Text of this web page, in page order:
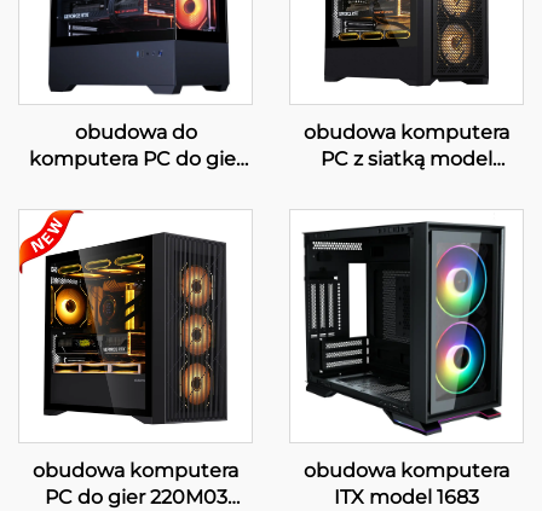
obudowa do
komputera PC do gier
obudowa komputera
PC z siatką model
obudowa komputera
PC do gier 220M03
obudowa komputera
ITX model 1683